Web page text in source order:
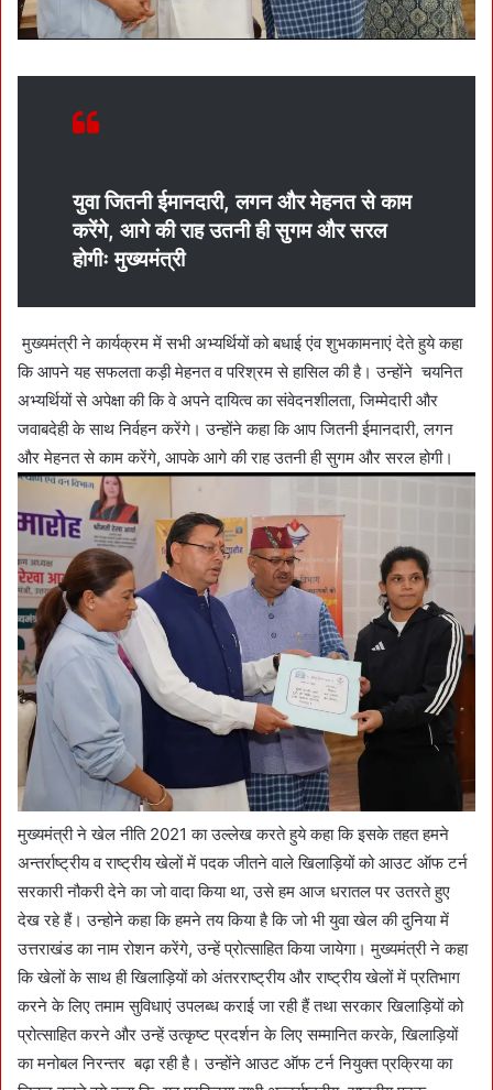
युवा जितनी ईमानदारी, लगन और मेहनत से काम
करेंगे, आगे की राह उतनी ही सुगम और सरल
होगीः मुख्यमंत्री
मुख्यमंत्री ने कार्यक्रम में सभी अभ्यर्थियों को बधाई एंव शुभकामनाएं देते हुये कहा
कि आपने यह सफलता कड़ी मेहनत व परिश्रम से हासिल की है। उन्होंने चयनित
अभ्यर्थियों से अपेक्षा की कि वे अपने दायित्व का संवेदनशीलता, जिम्मेदारी और
जवाबदेही के साथ निर्वहन करेंगे। उन्होंने कहा कि आप जितनी ईमानदारी, लगन
और मेहनत से काम करेंगे, आपके आगे की राह उतनी ही सुगम और सरल होगी।
मुख्यमंत्री ने खेल नीति 2021 का उल्लेख करते हुये कहा कि इसके तहत हमने
अन्तर्राष्ट्रीय व राष्ट्रीय खेलों में पदक जीतने वाले खिलाड़ियों को आउट ऑफ टर्न
सरकारी नौकरी देने का जो वादा किया था, उसे हम आज धरातल पर उतरते हुए
देख रहे हैं। उन्होने कहा कि हमने तय किया है कि जो भी युवा खेल की दुनिया में
उत्तराखंड का नाम रोशन करेंगे, उन्हें प्रोत्साहित किया जायेगा। मुख्यमंत्री ने कहा
कि खेलों के साथ ही खिलाड़ियों को अंतरराष्ट्रीय और राष्ट्रीय खेलों में प्रतिभाग
करने के लिए तमाम सुविधाएं उपलब्ध कराई जा रही हैं तथा सरकार खिलाड़ियों को
प्रोत्साहित करने और उन्हें उत्कृष्ट प्रदर्शन के लिए सम्मानित करके, खिलाड़ियों
का मनोबल निरन्तर बढ़ा रही है। उन्होंने आउट ऑफ टर्न नियुक्त प्रक्रिया का